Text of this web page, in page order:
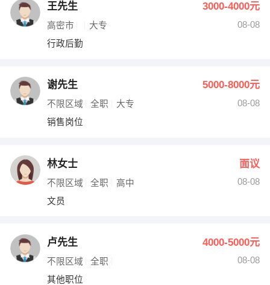
王先生 3000-4000元
高密市 大专
08-08
行政后勤
谢先生 5000-8000元
不限区域 全职 大专
08-08
销售岗位
林女士 面议
不限区域 全职 高中
08-08
文员
卢先生 4000-5000元
不限区域 全职
08-08
其他职位